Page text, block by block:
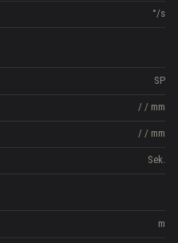
°/s
SP
/ / mm
/ / mm
Sek.
m